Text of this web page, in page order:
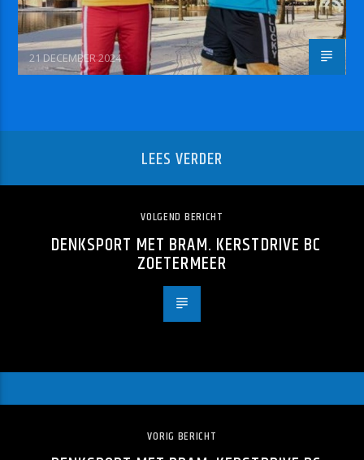
21 DECEMBER 2024
LEES VERDER
VOLGEND BERICHT
DENKSPORT MET BRAM. KERSTDRIVE BC
ZOETERMEER
VORIG BERICHT